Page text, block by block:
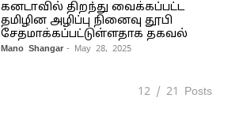
கனடாவில் திறந்து வைக்கப்பட்ட
தமிழின அழிப்பு நினைவு தூபி
சேதமாக்கப்பட்டுள்ளதாக தகவல்
Mano Shangar - May 28, 2025
12 / 21 Posts